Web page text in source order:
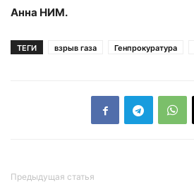
Анна НИМ.
ТЕГИ взрыв газа Генпрокуратура
Предыдущая статья